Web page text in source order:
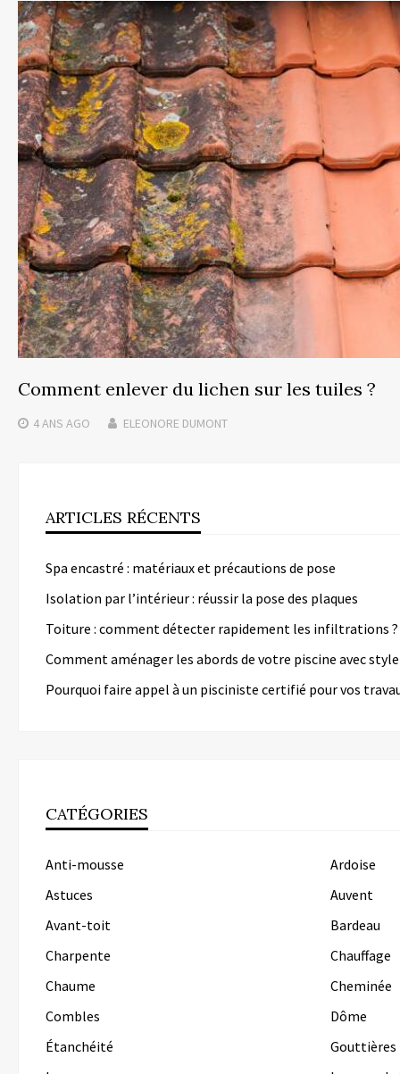
Comment enlever du lichen sur les tuiles ?
4 ANS AGO ELEONORE DUMONT
ARTICLES RÉCENTS
Spa encastré : matériaux et précautions de pose
Isolation par l’intérieur : réussir la pose des plaques
Toiture : comment détecter rapidement les infiltrations ?
Comment aménager les abords de votre piscine avec style
Pourquoi faire appel à un pisciniste certifié pour vos
CATÉGORIES
Anti-mousse
Ardoise
Astuces
Auvent
Avant-toit
Bardeau
Charpente
Chauffage
Chaume
Cheminée
Combles
Dôme
Étanchéité
Gouttières